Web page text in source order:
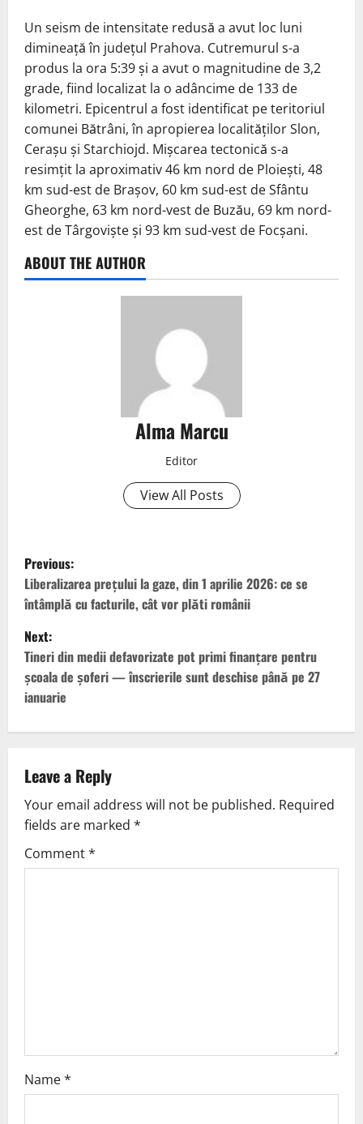
Un seism de intensitate redusă a avut loc luni
dimineață în județul Prahova. Cutremurul s-a
produs la ora 5:39 și a avut o magnitudine de 3,2
grade, fiind localizat la o adâncime de 133 de
kilometri. Epicentrul a fost identificat pe teritoriul
comunei Bătrâni, în apropierea localităților Slon,
Cerașu și Starchiojd. Mișcarea tectonică s-a
resimțit la aproximativ 46 km nord de Ploiești, 48
km sud-est de Brașov, 60 km sud-est de Sfântu
Gheorghe, 63 km nord-vest de Buzău, 69 km nord-
est de Târgoviște și 93 km sud-vest de Focșani.
ABOUT THE AUTHOR
Alma Marcu
Editor
View All Posts
Previous:
Liberalizarea prețului la gaze, din 1 aprilie 2026: ce se
întâmplă cu facturile, cât vor plăti românii
Next:
Tineri din medii defavorizate pot primi finanțare pentru
școala de șoferi — înscrierile sunt deschise până pe 27
ianuarie
Leave a Reply
Your email address will not be published. Required
fields are marked *
Comment*
Name*